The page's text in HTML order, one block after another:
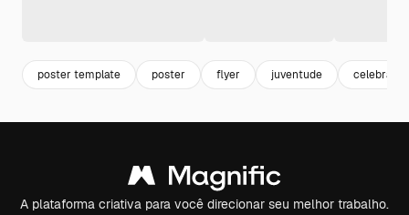
poster template poster flyer juventude
A plataforma criativa para você direcionar seu melhor trabalho.